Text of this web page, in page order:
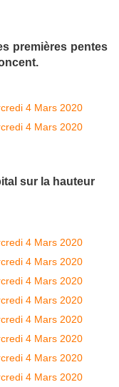
premières pentes
sur la hauteur